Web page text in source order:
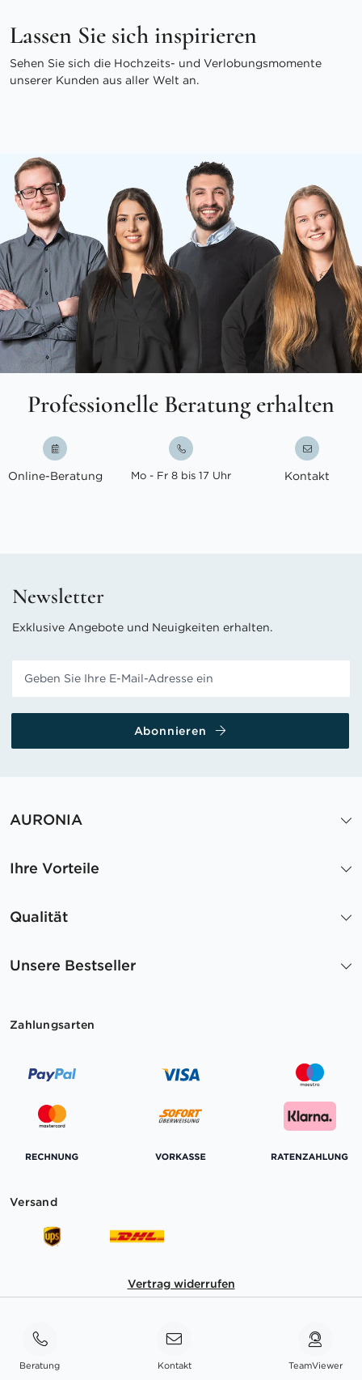
Lassen Sie sich inspirieren
Sehen Sie sich die Hochzeits- und Verlobungsmomente
unserer Kunden aus aller Welt an.
Professionelle Beratung erhalten
Online-Beratung Mo - Fr 8 bis 17 Uhr Kontakt
Newsletter
Exklusive Angebote und Neuigkeiten erhalten.
Abonnieren
AURONIA
Ihre Vorteile
Qualität
Unsere Bestseller
Zahlungsarten
Versand
Vertrag widerrufen
Beratung Kontakt TeamViewer